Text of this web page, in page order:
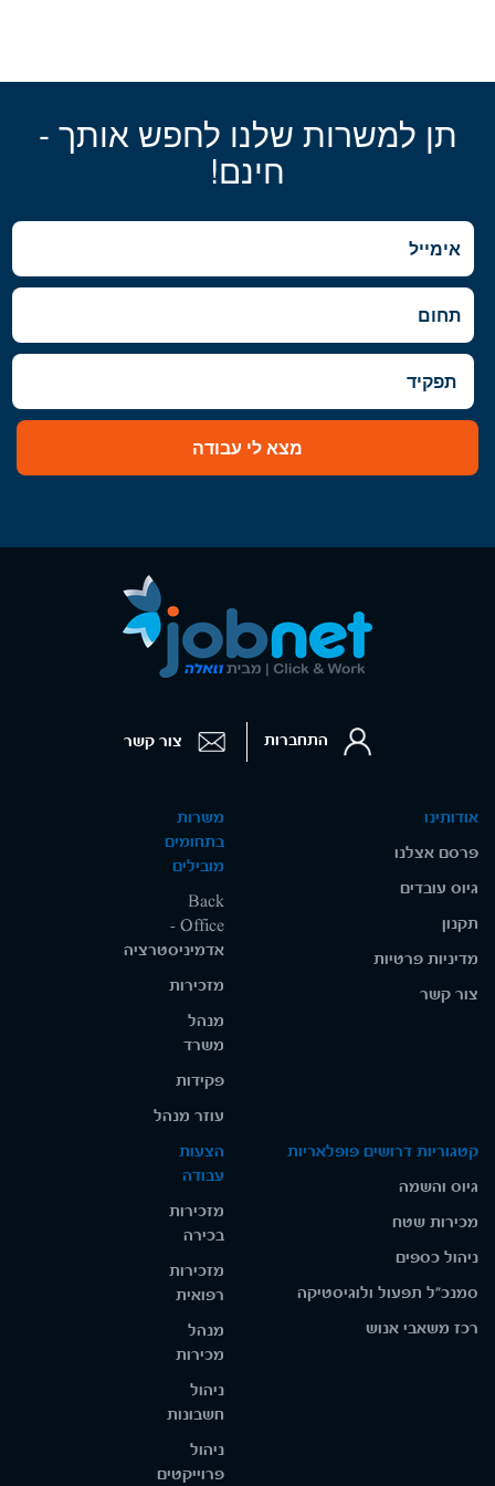
תן למשרות שלנו לחפש אותך -
חינם!
מצא לי עבודה
אודותינו
פרסם אצלנו
גיוס עובדים
תקנון
מדיניות פרטיות
צור קשר
משרות
בתחומים
מובילים
Back
Office -
אדמיניסטרציה
מזכירות
מנהל
משרד
פקידות
עוזר מנהל
קטגוריות דרושים פופלאריות
גיוס והשמה
מכירות שטח
ניהול כספים
סמנכ"ל תפעול ולוגיסטיקה
רכז משאבי אנוש
הצעות
עבודה
מזכירות
בכירה
מזכירות
רפואית
מנהל
מכירות
ניהול
חשבונות
ניהול
פרוייקטים